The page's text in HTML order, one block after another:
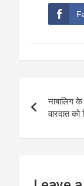
नाबालिग
वारदात को